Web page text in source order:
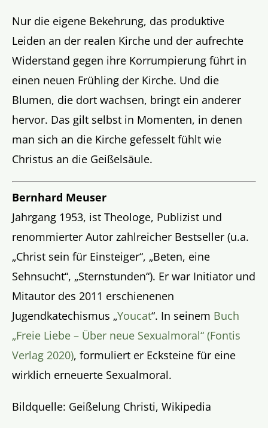
Nur die eigene Bekehrung, das produktive
Leiden an der realen Kirche und der aufrechte
Widerstand gegen ihre Korrumpierung führt in
einen neuen Frühling der Kirche. Und die
Blumen, die dort wachsen, bringt ein anderer
hervor. Das gilt selbst in Momenten, in denen
man sich an die Kirche gefesselt fühlt wie
Christus an die Geißelsäule.
Bernhard Meuser
Jahrgang 1953, ist Theologe, Publizist und
renommierter Autor zahlreicher Bestseller (u.a.
„Christ sein für Einsteiger“, „Beten, eine
Sehnsucht“, „Sternstunden“). Er war Initiator und
Mitautor des 2011 erschienenen
Jugendkatechismus „Youcat“. In seinem Buch
„Freie Liebe – Über neue Sexualmoral“ (Fontis
Verlag 2020), formuliert er Ecksteine für eine
wirklich erneuerte Sexualmoral.
Bildquelle: Geißelung Christi, Wikipedia